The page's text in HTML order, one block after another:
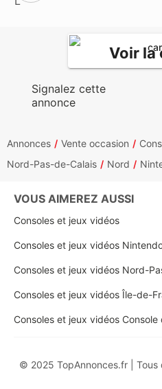
Voir la
Signalez cette
annonce
Annonces Vente occasion
Nord-Pas-de-Calais
Nord
VOUS AIMEREZ AUSSI
Consoles et jeux vidéos
Consoles et jeux vidéos
Consoles et jeux vidéos Nord-
Consoles et jeux vidéos Île-de-
Consoles et jeux vidéos Console
© 2025 TopAnnonces.fr | Tous